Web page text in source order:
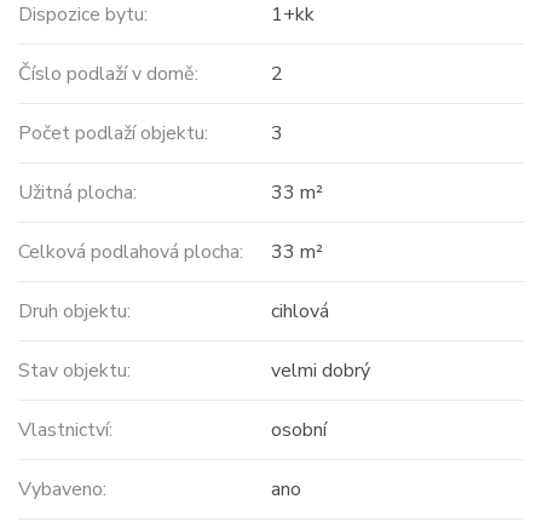
Dispozice bytu: 1+kk
Číslo podlaží v domě: 2
Počet podlaží objektu: 3
Užitná plocha: 33 m²
Celková podlahová plocha: 33 m²
Druh objektu: cihlová
Stav objektu: velmi dobrý
Vlastnictví: osobní
Vybaveno: ano